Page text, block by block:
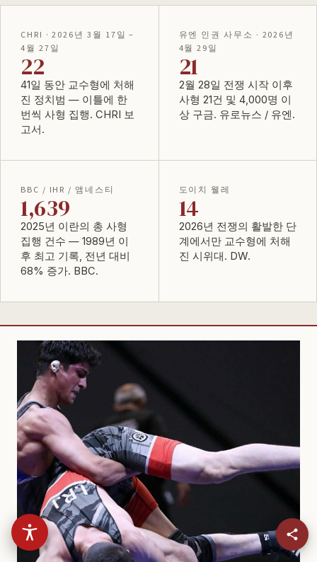
CHRI · 2026년 3월 17일 –
4월 27일
22
41일 동안 교수형에 처해
진 정치범 — 이틀에 한
번씩 사형 집행. CHRI 보
고서.
유엔 인권 사무소 · 2026년
4월 29일
21
2월 28일 전쟁 시작 이후
사형 21건 및 4,000명 이
상 구금. 유로뉴스 / 유엔.
BBC / IHR / 앰네스티
1,639
2025년 이란의 총 사형
집행 건수 — 1989년 이
후 최고 기록, 전년 대비
68% 증가. BBC.
도이치 웰레
14
2026년 전쟁의 활발한 단
계에서만 교수형에 처해
진 시위대. DW.